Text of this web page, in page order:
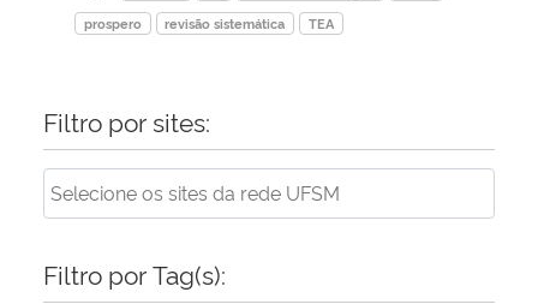
Ministério do Turismo
Secretaria-Geral
prospero
revisão sistemática TEA
Filtro por sites:
Filtro por Tag(s):